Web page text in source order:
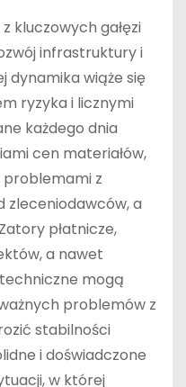
kluczowych gałęzi
infrastruktury i
dynamika wiąże się
ryzyka i licznymi
każdego dnia
cen materiałów,
z
zleceniodawców, a
płatnicze,
a nawet
mogą
problemów z
stabilności
i doświadczone
w której